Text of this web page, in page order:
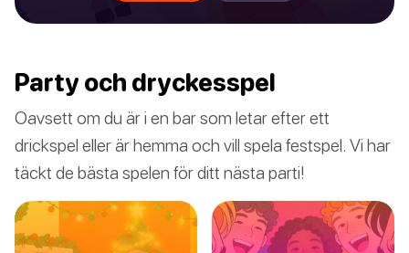
Party och dryckesspel
Oavsett om du är i en bar som letar efter ett
drickspel eller är hemma och vill spela festspel. Vi har
täckt de bästa spelen för ditt nästa parti!